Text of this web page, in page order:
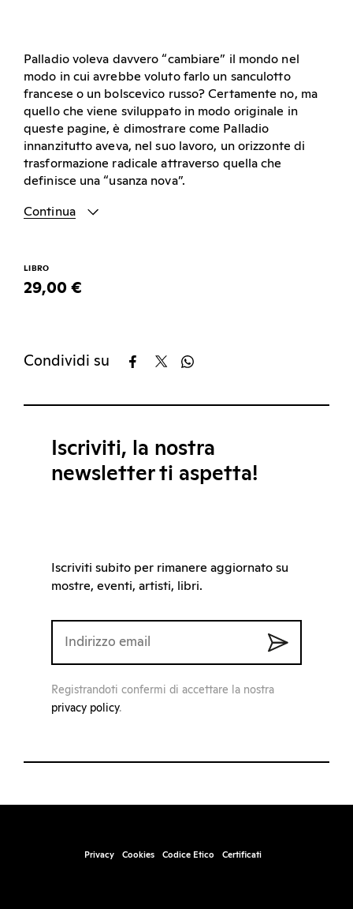
Palladio voleva davvero “cambiare” il mondo nel
modo in cui avrebbe voluto farlo un sanculotto
francese o un bolscevico russo? Certamente no, ma
quello che viene sviluppato in modo originale in
queste pagine, è dimostrare come Palladio
innanzitutto aveva, nel suo lavoro, un orizzonte di
trasformazione radicale attraverso quella che
definisce una “usanza nova”.
Continua
LIBRO
29,00 €
Condividi su
Iscriviti, la nostra
newsletter ti aspetta!
Iscriviti subito per rimanere aggiornato su
mostre, eventi, artisti, libri.
Registrandoti confermi di accettare la nostra
privacy policy.
Privacy Cookies Codice Etico Certificati